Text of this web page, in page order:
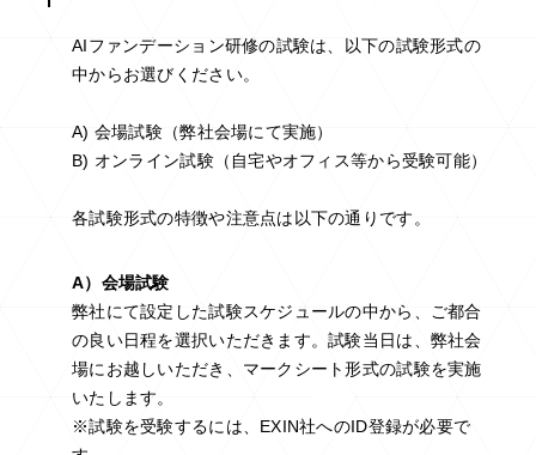
AIファンデーション研修の試験は、以下の試験形式の
中からお選びください。
A) 会場試験（弊社会場にて実施）
B) オンライン試験（自宅やオフィス等から受験可能）
各試験形式の特徴や注意点は以下の通りです。
A）会場試験
弊社にて設定した試験スケジュールの中から、ご都合
の良い日程を選択いただきます。試験当日は、弊社会
場にお越しいただき、マークシート形式の試験を実施
いたします。
※試験を受験するには、EXIN社へのID登録が必要で